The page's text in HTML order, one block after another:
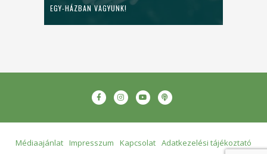
EGY-HÁZBAN VAGYUNK!
Médiaajánlat Impresszum Kapcsolat Adatkezelési tájékoztató